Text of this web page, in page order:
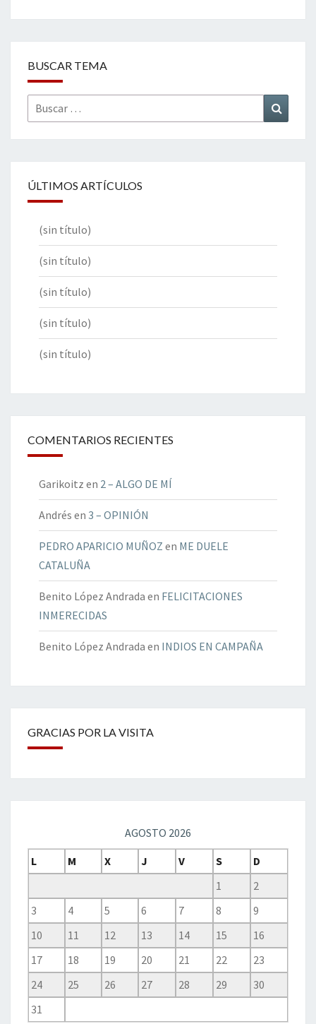
BUSCAR TEMA
Buscar
por:
ÚLTIMOS ARTÍCULOS
(sin título)
(sin título)
(sin título)
(sin título)
(sin título)
COMENTARIOS RECIENTES
Garikoitz en 2 – ALGO DE MÍ
Andrés en 3 – OPINIÓN
PEDRO APARICIO MUÑOZ en ME DUELE
CATALUÑA
Benito López Andrada en FELICITACIONES
INMERECIDAS
Benito López Andrada en INDIOS EN CAMPAÑA
GRACIAS POR LA VISITA
AGOSTO 2026
L
M X J V S
D
1
2
3
4 5 6 7 8
9
10
11 12 13 14 15
16
17
18 19 20 21 22
23
24
25 26 27 28 29
30
31